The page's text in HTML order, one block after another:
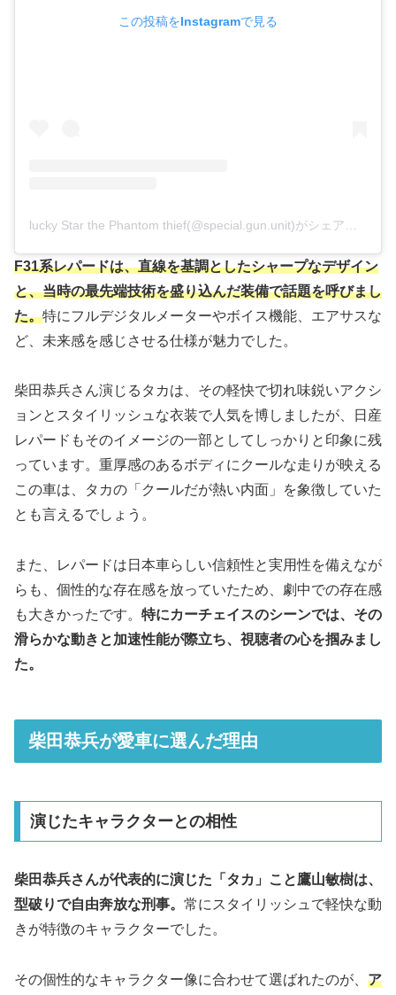
この投稿をInstagramで見る
F31系レパードは、直線を基調としたシャープなデザイン
と、当時の最先端技術を盛り込んだ装備で話題を呼びまし
た。特にフルデジタルメーターやボイス機能、エアサスな
ど、未来感を感じさせる仕様が魅力でした。
柴田恭兵さん演じるタカは、その軽快で切れ味鋭いアクシ
ョンとスタイリッシュな衣装で人気を博しましたが、日産
レパードもそのイメージの一部としてしっかりと印象に残
っています。重厚感のあるボディにクールな走りが映える
この車は、タカの「クールだが熱い内面」を象徴していた
とも言えるでしょう。
また、レパードは日本車らしい信頼性と実用性を備えなが
らも、個性的な存在感を放っていたため、劇中での存在感
も大きかったです。 特にカーチェイスのシーンでは、その
滑らかな動きと加速性能が際立ち、視聴者の心を掴みまし
た。
柴田恭兵が愛車に選んだ理由
演じたキャラクターとの相性
柴田恭兵さんが代表的に演じた「タカ」こと鷹山敏樹は、
型破りで自由奔放な刑事。 常にスタイリッシュで軽快な動
きが特徴のキャラクターでした。
その個性的なキャラクター像に合わせて選ばれたのが、 ア